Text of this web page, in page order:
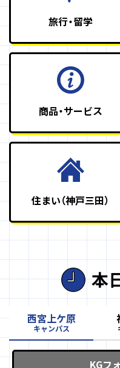
旅行・留学
商品・サービス
住まい（神戸三田）
本
西宮上ケ原
キャンパス